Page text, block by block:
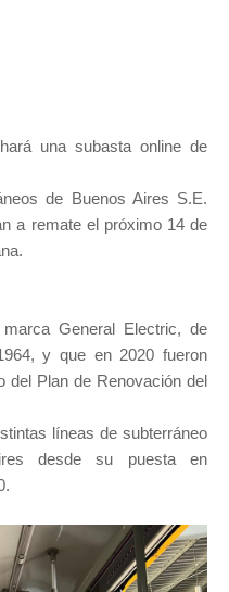
una subasta online de
de Buenos Aires S.E.
a remate el próximo 14 de
General Electric, de
y que en 2020 fueron
del Plan de Renovación del
líneas de subterráneo
desde su puesta en